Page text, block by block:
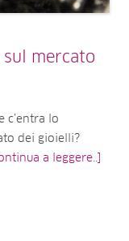
sul mercato
c’entra lo
dei gioielli?
a leggere..]